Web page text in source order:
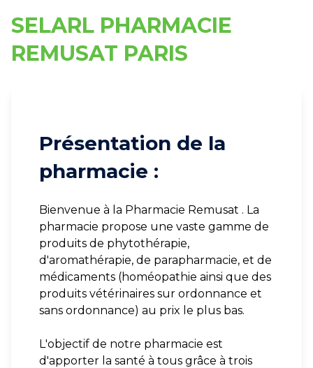
SELARL PHARMACIE
REMUSAT PARIS
Présentation de la
pharmacie :
Bienvenue à la Pharmacie Remusat . La
pharmacie propose une vaste gamme de
produits de phytothérapie,
d'aromathérapie, de parapharmacie, et de
médicaments (homéopathie ainsi que des
produits vétérinaires sur ordonnance et
sans ordonnance) au prix le plus bas.
L'objectif de notre pharmacie est
d'apporter la santé à tous grâce à trois